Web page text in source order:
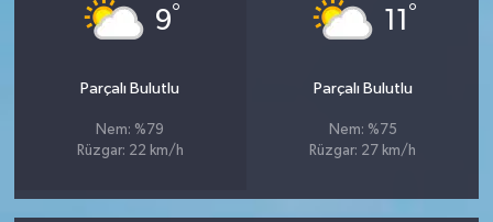
9°
Parçalı Bulutlu
Nem: %79
Rüzgar: 22 km/h
11 °
Parçalı Bulutlu
Nem: %75
Rüzgar: 27 km/h